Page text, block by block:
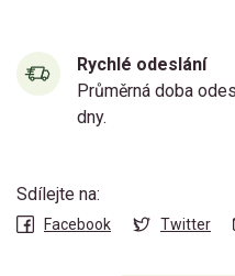
Rychlé odeslání
Průměrná doba
dny.
Sdílejte na:
Facebook Twitter